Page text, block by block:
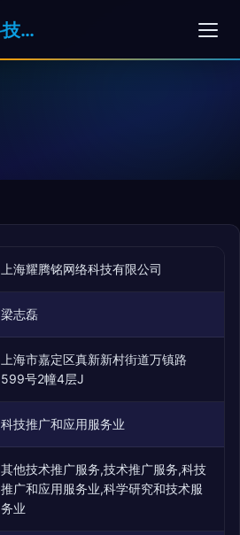
上海耀腾铭网络科技有限公司
上海耀腾铭网络科技有限公司
梁志磊
上海市嘉定区真新新村街道万镇路
599号2幢4层J
科技推广和应用服务业
其他技术推广服务,技术推广服务,科技
推广和应用服务业,科学研究和技术服
务业